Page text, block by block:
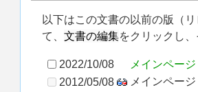
以下はこの文書の以前の版（
て、 文書の編集をクリックし
2022/10/08 メインページ
2012/05/08
メインページ